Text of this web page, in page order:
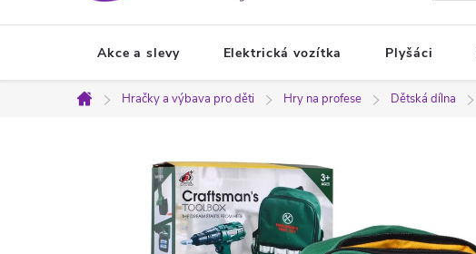
Akce a slevy Elektrická vozítka Plyšáci
Domů
Hračky a výbava pro děti Hry na profese Dětská dílna